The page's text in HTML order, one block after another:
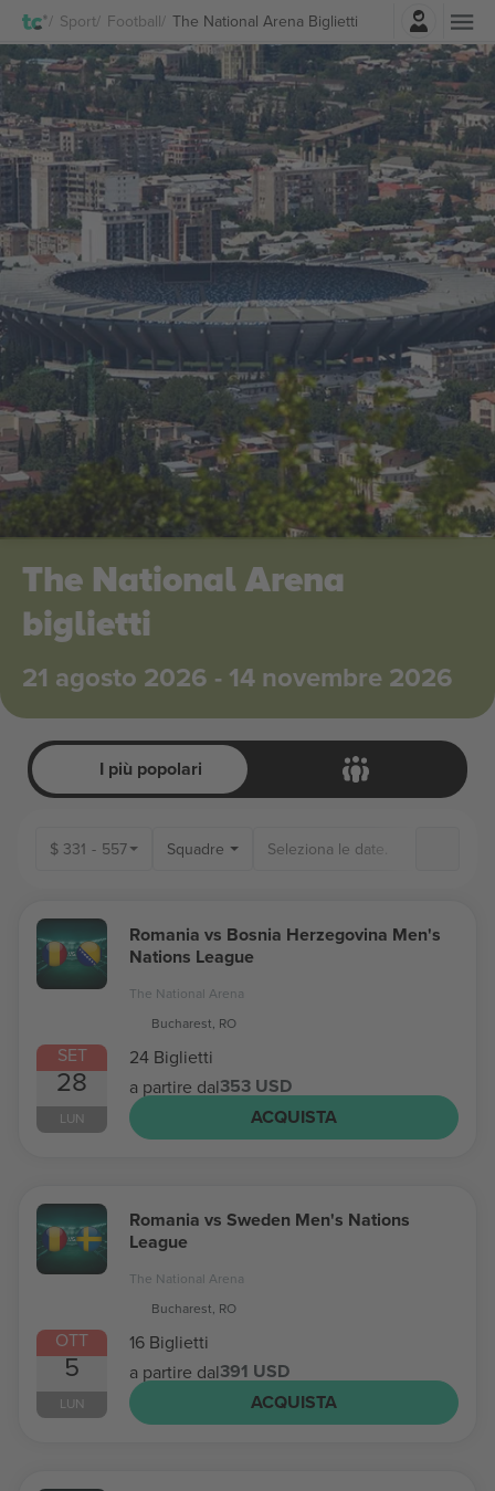
Sport Football The National Arena Biglietti
Accesso
The National Arena
biglietti
21 agosto 2026 - 14 novembre 2026
I più popolari
$ 331 - 557 Squadre
SET
28
LUN
Romania vs Bosnia Herzegovina Men's
Nations League
The National Arena
Bucharest, RO
24 Biglietti
a partire dal353 USD
ACQUISTA
OTT
5
LUN
Romania vs Sweden Men's Nations
League
The National Arena
Bucharest, RO
16 Biglietti
a partire dal391 USD
ACQUISTA